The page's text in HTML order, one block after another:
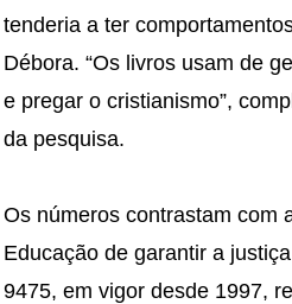
tenderia a ter
Débora. “Os livros usam de
e pregar o cristianismo”,
da pesquisa.
Os números contrastam com
Educação de garantir a
9475, em vigor desde 1997,